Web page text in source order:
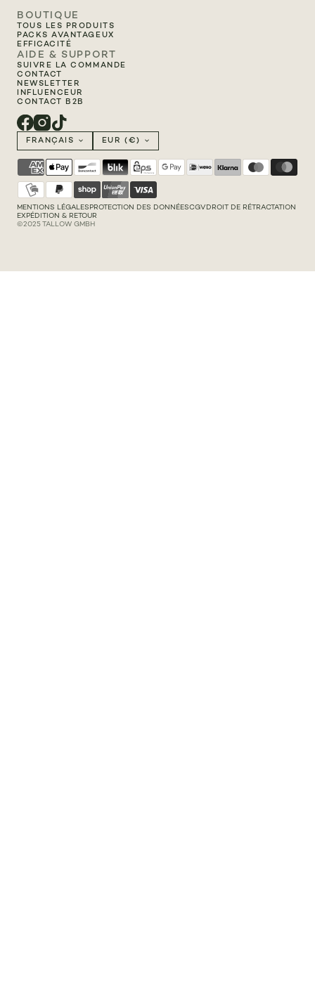
BOUTIQUE
TOUS LES PRODUITS
PACKS AVANTAGEUX
EFFICACITÉ
AIDE & SUPPORT
SUIVRE LA COMMANDE
CONTACT
NEWSLETTER
INFLUENCEUR
CONTACT B2B
FRANÇAIS EUR (€)
MENTIONS LÉGALESPROTECTION DES DONNÉESCGVDROIT DE RÉTRACTATION
EXPÉDITION & RETOUR
©2025 TALLOW GMBH